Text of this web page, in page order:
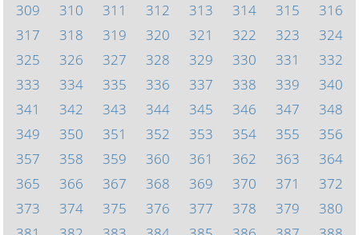
309
310 311 312 313 314 315
316
317
318 319 320 321 322 323
324
325
326 327 328 329 330 331
332
333
334 335 336 337 338 339
340
341
342 343 344 345 346 347
348
349
350 351 352 353 354 355
356
357
358 359 360 361 362 363
364
365
366 367 368 369 370 371
372
373
374 375 376 377 378 379
380